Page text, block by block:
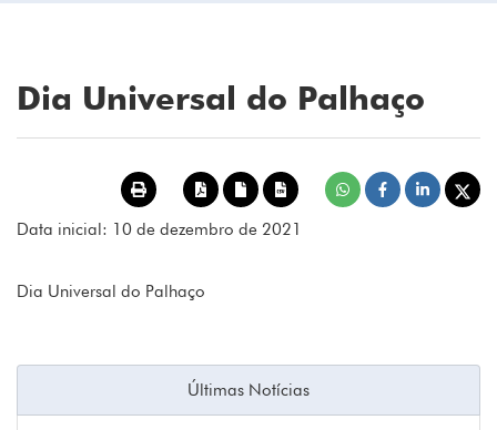
Dia Universal do Palhaço
Data inicial: 10 de dezembro de 2021
Dia Universal do Palhaço
Últimas Notícias